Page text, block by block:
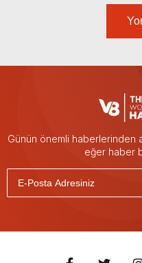
Günün önemli haberlerinden
eğer haber